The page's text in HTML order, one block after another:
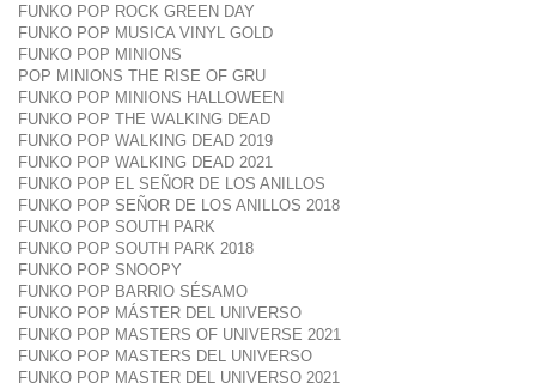
FUNKO POP ROCK GREEN DAY
FUNKO POP MUSICA VINYL GOLD
FUNKO POP MINIONS
POP MINIONS THE RISE OF GRU
FUNKO POP MINIONS HALLOWEEN
FUNKO POP THE WALKING DEAD
FUNKO POP WALKING DEAD 2019
FUNKO POP WALKING DEAD 2021
FUNKO POP EL SEÑOR DE LOS ANILLOS
FUNKO POP SEÑOR DE LOS ANILLOS 2018
FUNKO POP SOUTH PARK
FUNKO POP SOUTH PARK 2018
FUNKO POP SNOOPY
FUNKO POP BARRIO SÉSAMO
FUNKO POP MÁSTER DEL UNIVERSO
FUNKO POP MASTERS OF UNIVERSE 2021
FUNKO POP MASTERS DEL UNIVERSO
FUNKO POP MASTER DEL UNIVERSO 2021